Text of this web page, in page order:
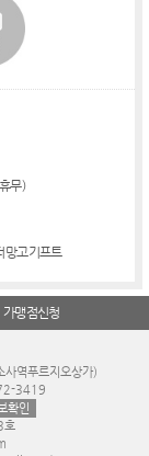
무)
망고기프트
가맹점신청
역푸르지오상가)
3419
확인
호